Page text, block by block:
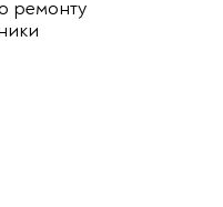
ремонту